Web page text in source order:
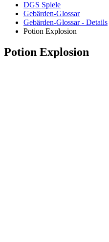
DGS Spiele
Gebärden-Glossar
Gebärden-Glossar - Details
Potion Explosion
Potion Explosion